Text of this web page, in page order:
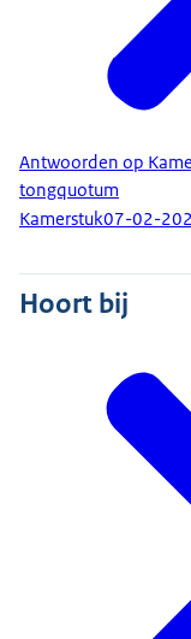
Antwoorden op
tongquotum
Kamerstuk07-02-
Hoort bij